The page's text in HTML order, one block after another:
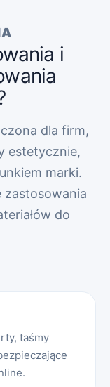
i
dla firm,
estetycznie,
marki.
zastosowania
do
taśmy